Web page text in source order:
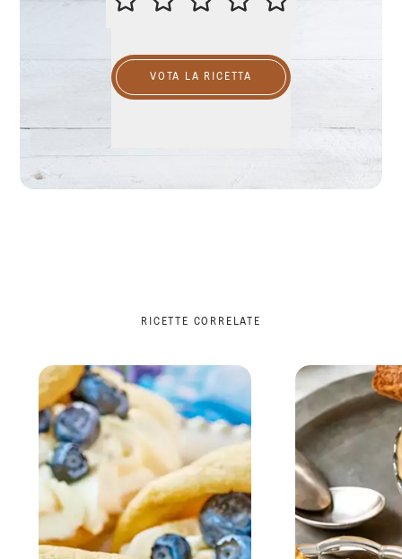
VOTA LA RICETTA
RICETTE CORRELATE